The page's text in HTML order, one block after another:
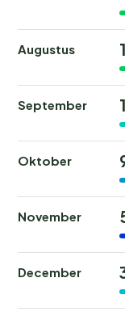
Augustus
September
Oktober
November
December